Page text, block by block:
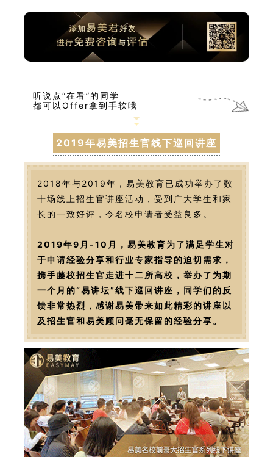
听说点“在看”的同学
都可以Offer拿到手软哦
2019年易美招生官线下巡回讲座
2018年与2019年，易美教育已成功举办了数
十场线上招生官讲座活动，受到广大学生和家
长的一致好评，令名校申请者受益良多。
2019年9月-10月，易美教育为了满足学生对
于申请经验分享和行业专家指导的迫切需求，
携手藤校招生官走进十二所高校，举办了为期
一个月的“易讲坛”线下巡回讲座，同学们的反
馈非常热烈，感谢易美带来如此精彩的讲座以
及招生官和易美顾问毫无保留的经验分享。